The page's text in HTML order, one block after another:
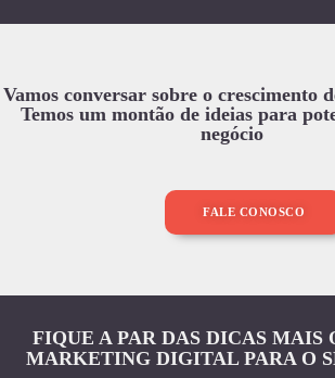
Vamos conversar sobre o crescimento
Temos um montão de ideias para
negócio
FALE CONOSCO
FIQUE A PAR DAS DICAS MAIS
MARKETING DIGITAL PARA O